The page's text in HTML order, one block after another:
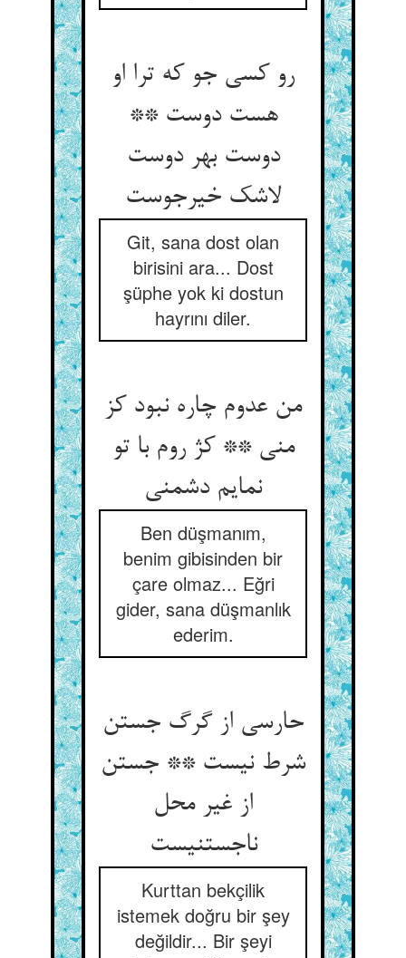
رو کسی جو که ترا او
هست دوست **
دوست بهر دوست
لاشک خیرجوست
Git, sana dost olan
birisini ara... Dost
şüphe yok ki dostun
hayrını diler.
من عدوم چاره نبود کز
منی ** کژ روم با تو
نمایم دشمنی
Ben düşmanım,
benim gibisinden bir
çare olmaz... Eğri
gider, sana düşmanlık
ederim.
حارسی از گرگ جستن
شرط نیست ** جستن
از غیر محل
ناجستنیست
Kurttan bekçilik
istemek doğru bir şey
değildir... Bir şeyi